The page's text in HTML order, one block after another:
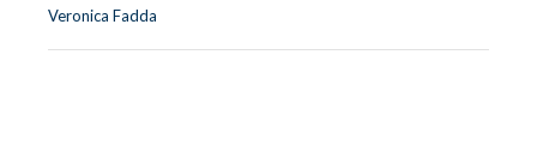
Veronica Fadda